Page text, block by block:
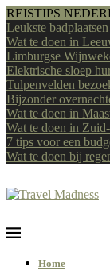
REISTIPS
Leukste
Wat te doen in
Limburgse
Elektrische sloep
Tulpenvelden
Bijzonder
Wat te doen in
Wat te doen in
7 tips voor een
Wat te doen bij
Home